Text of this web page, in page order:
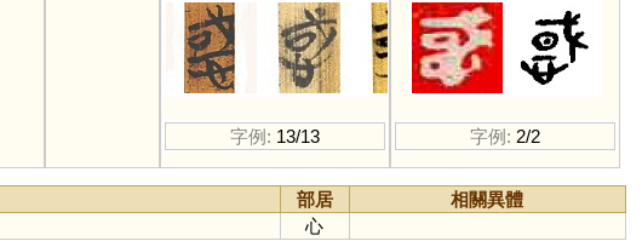
字例: 13/13 字例: 2/2
部居
相關異體
心